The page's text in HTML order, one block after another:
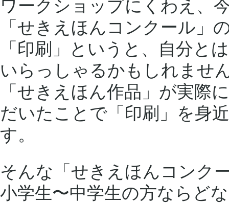
ワークショップにくわえ、
「せきえほんコンクール」
「印刷」というと、自分と
いらっしゃるかもしれませ
「せきえほん作品」が実際
だいたことで「印刷」を身
す。
そんな「せきえほんコンク
小学生〜中学生の方ならど